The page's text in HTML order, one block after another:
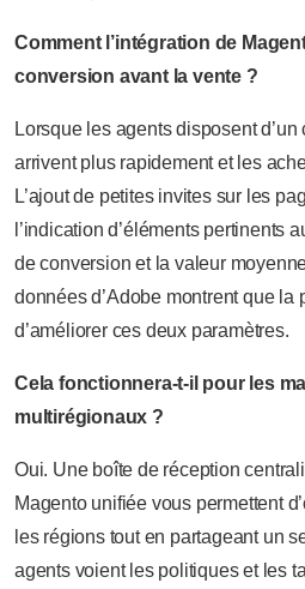
Comment l’intégration de
conversion avant la vente ?
Lorsque les agents disposent
arrivent plus rapidement et les
L’ajout de petites invites sur les
l’indication d’éléments pertinents
de conversion et la valeur
données d’Adobe montrent que la
d’améliorer ces deux paramètres.
Cela fonctionnera-t-il pour les
multirégionaux ?
Oui. Une boîte de réception
Magento unifiée vous permettent
les régions tout en partageant un
agents voient les politiques et les